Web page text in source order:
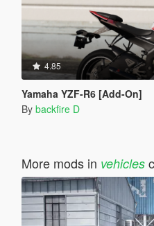
4.85
Yamaha YZF-R6 [Add-On]
By backfire D
More mods in vehicles